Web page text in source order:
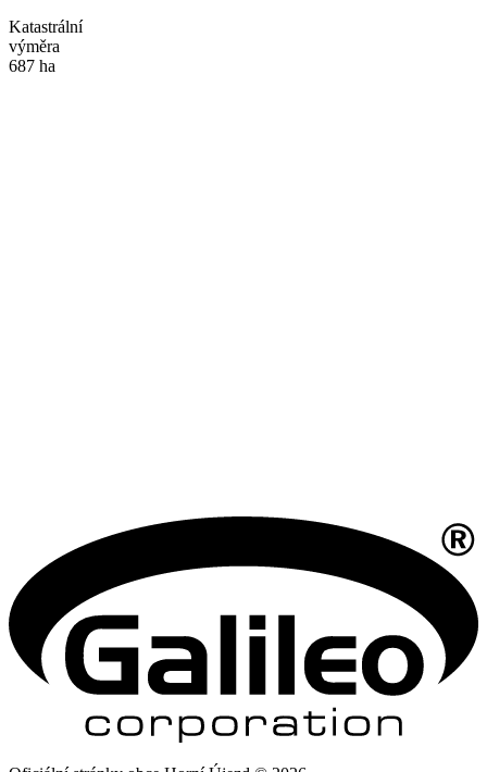
Katastrální
výměra
687 ha